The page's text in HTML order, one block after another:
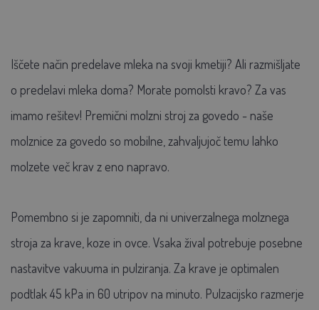
Iščete način predelave mleka na svoji kmetiji? Ali razmišljate
o predelavi mleka doma? Morate pomolsti kravo? Za vas
imamo rešitev! Premični molzni stroj za govedo - naše
molznice za govedo so mobilne, zahvaljujoč temu lahko
molzete več krav z eno napravo.
Pomembno si je zapomniti, da ni univerzalnega molznega
stroja za krave, koze in ovce. Vsaka žival potrebuje posebne
nastavitve vakuuma in pulziranja. Za krave je optimalen
podtlak 45 kPa in 60 utripov na minuto. Pulzacijsko razmerje